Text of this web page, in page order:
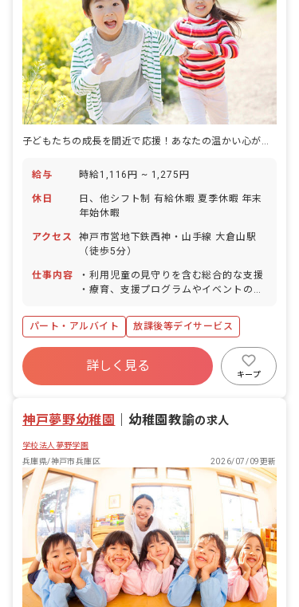
子どもたちの成長を間近で応援！あなたの温かい心が輝く場所です
給与 時給1,116円 ~ 1,275円
休日
日、他シフト制 有給休暇 夏季休暇 年末
年始休暇
アクセス
神戸市営地下鉄西神・山手線 大倉山駅
（徒歩5分）
仕事内容
・利用児童の見守りを含む総合的な支援
・療育、支援プログラムやイベントの企
転免許をお持ちでいない方は添乗をお願
いします） ・スタッフミーティングでの
情報共有
パート・アルバイト 放課後等デイサービス
詳しく見る
キープ
神戸夢野幼稚園 ｜幼稚園教諭の求人
学校法人夢野学園
兵庫県/神戸市兵庫区
2026/07/09更新